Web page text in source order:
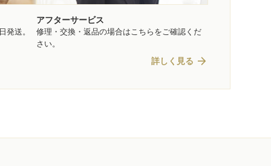
発送。
アフターサービス
修理・交換・返品の場合はこちらをご確認くだ
さい。
詳しく見る arrow_forward